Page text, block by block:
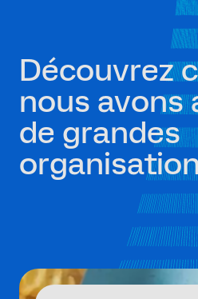
Découvrez
nous avons
de grandes